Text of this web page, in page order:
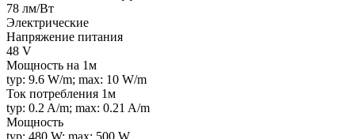
78 лм/Вт
Электрические
Напряжение питания
48 V
Мощность на 1м
typ: 9.6 W/m; max: 10 W/m
Ток потребления 1м
typ: 0.2 A/m; max: 0.21 A/m
Мощность
typ: 480 W; max: 500 W